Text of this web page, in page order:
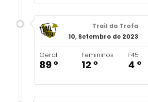
Trail da Trofa
10, Setembro de 2023
Geral
89 º
Femininos
12 º
F45
4 º